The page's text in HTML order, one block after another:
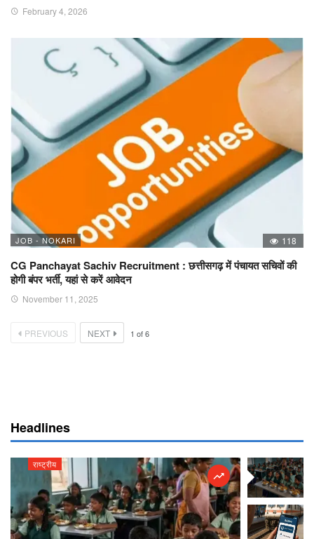
February 4, 2026
JOB - NOKARI 118
CG Panchayat Sachiv Recruitment : छत्तीसगढ़ में पंचायत सचिवों की
होगी बंपर भर्ती, यहां से करें आवेदन
November 11, 2025
PREVIOUS NEXT 1 of6
Headlines
राष्ट्रीय राष्ट्रीय